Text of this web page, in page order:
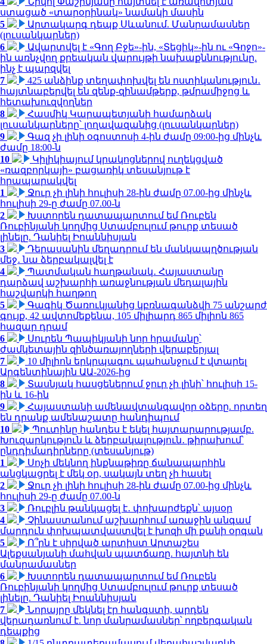
ստացած «տարօրինակ» նամակի մասին
5
Արտակարգ դեպք Սևանում. Մանրամասներ
(լուսանկարներ)
6
Ավարտվել է «Գող Բջե»-ին, «Տեցիկ»-ին ու «Գոջո»-
ին առնչվող քրեական վարույթի նախաքննությունը.
ինչ է պարզվել
7
425 անձինք տեղափոխվել են ոստիկանություն․
հայտնաբերվել են զենք-զինամթերք, թմրամիջոց և
հետախուզվողներ
8
Հասմիկ Կարապետյանի համարձակ
լուսանկարները՝ լողավազանից (լուսանկարներ)
9
Գազ չի լինի օգոստոսի 4-ին ժամը 09:00-ից մինչև
ժամը 18:00-ն
10
Կիլիկիայում կրակոցներով ուղեկցված
«ռազբորկայի» բացառիկ տեսանյութ է
հրապարակվել
1
Ջուր չի լինի հուլիսի 28-ին ժամը 07.00-ից մինչև
հուլիսի 29-ը ժամը 07.00-ն
2
Խստորեն դատապարտում եմ Ռուբեն
Ռուբինյանի կողմից Ստամբուլում թուրք տեսած
լինելը. Դանիել Իոաննիսյան
3
Դերասանին մեղադրում են մանկապղծության
մեջ․ նա ձերբակալվել է
4
Պատմական հաղթանակ․ Հայաստանը
դարձավ աշխարհի առաջնության մեդալային
հաշվարկի հաղթող
5
Գագիկ Ծառուկյանից կբռնագանձվի 75 անշարժ
գույք, 42 ավտոմեքենա, 105 միլիարդ 865 միլիոն 865
հազար դրամ
6
Սուրեն Պապիկյանի նոր հրամանը՝
ժամկետային զինծառայողների վերաբերյալ
7
10 միլիոն երկրպագու պահանջում է վտարել
Արգենտինային ԱԱ-2026-ից
8
Տասնյակ հասցեներում ջուր չի լինի՝ հուլիսի 15-
ին և 16-ին
9
Հայաստանի ամենավտանգավոր օձերը. որտեղ
են դրանք ամենաշատը հանդիպում
10
Պուտինը հանդես է եկել հայտարարությամբ.
Խուզարկություն և ձերբակալություն․ թիրախում՝
ընդդիմադիրները (տեսանյութ)
1
Սոչի մեկնող ինքնաթիռը ճանապարհին
անցկացրել է մեկ օր, սակայն տեղ չի հասել
2
Ջուր չի լինի հուլիսի 28-ին ժամը 07.00-ից մինչև
հուլիսի 29-ը ժամը 07.00-ն
3
Ռուբլին թանկացել է․ փոխարժեքն՝ այսօր
4
Չինաստանում աշխարհում առաջին անգամ
մարդուն փոխպատվաստվել է խոզի մի քանի օրգան
5
Ո՞րն է սիրված արտիստ Արտաշես
Ալեքսանյանի մահվան պատճառը. հայտնի են
մանրամասներ
6
Խստորեն դատապարտում եմ Ռուբեն
Ռուբինյանի կողմից Ստամբուլում թուրք տեսած
լինելը. Դանիել Իոաննիսյան
7
Նորայրը մեկնել էր հանգստի, արդեն
վերադառնում է. նոր մանրամասներ՝ ողբերգական
դեպքից